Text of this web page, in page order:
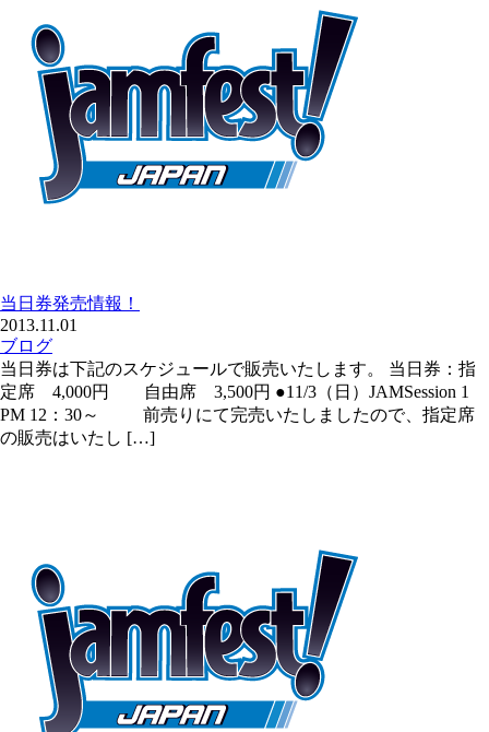
当日券発売情報！
2013.11.01
ブログ
当日券は下記のスケジュールで販売いたします。 当日券：指
定席 4,000円 自由席 3,500円 ●11/3（日）JAMSession 1
PM 12：30～ 前売りにて完売いたしましたので、指定席
の販売はいたし […]